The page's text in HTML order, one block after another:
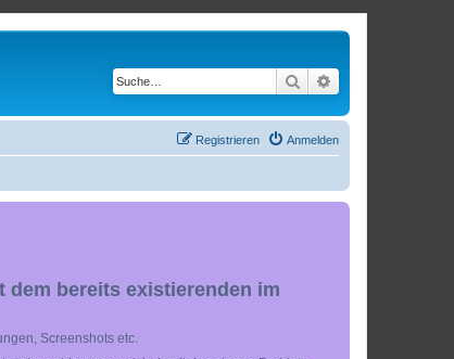
Suche
Anmelden
Registrieren
dem bereits existierenden im
Screenshots etc.